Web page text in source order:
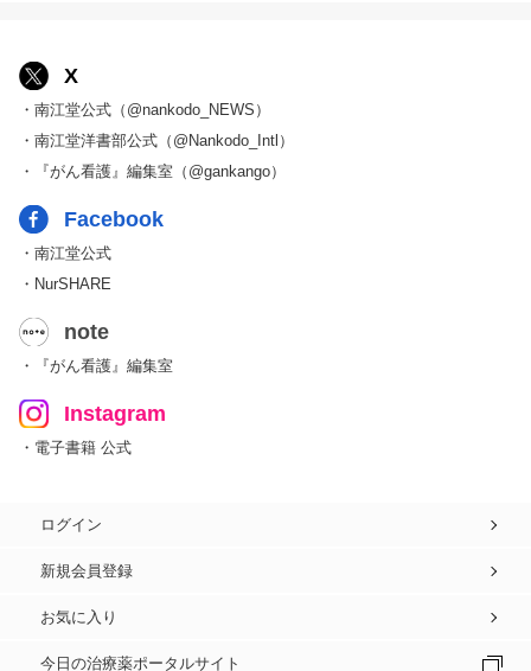
X
・南江堂公式（@nankodo_NEWS）
・南江堂洋書部公式（@Nankodo_Intl）
・『がん看護』編集室（@gankango）
Facebook
・南江堂公式
・NurSHARE
note
・『がん看護』編集室
Instagram
・電子書籍 公式
ログイン
新規会員登録
お気に入り
今日の治療薬ポータルサイト